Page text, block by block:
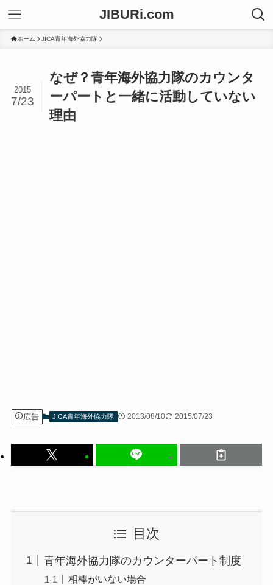
JIBURi.com
ホーム JICA青年海外協力隊
なぜ？青年海外協力隊のカウンタ
ーパートと一緒に活動していない
理由
2015
7/23
広告 JICA青年海外協力隊 2013/08/10 2015/07/23
目次
青年海外協力隊のカウンターパート制度
相棒がいない場合